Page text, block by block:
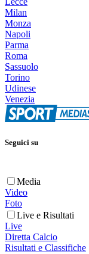
Milan
Monza
Napoli
Parma
Roma
Sassuolo
Torino
Udinese
Venezia
Seguici su
Media
Video
Foto
Live e Risultati
Live
Diretta Calcio
Risultati e Classifiche